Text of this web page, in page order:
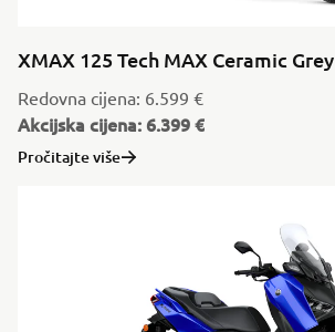
XMAX 125 Tech MAX Ceramic Grey
Redovna cijena: 6.599 €
Akcijska cijena: 6.399 €
Pročitajte više